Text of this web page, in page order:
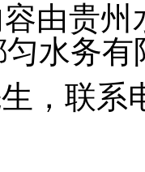
容由贵
水务
，联系